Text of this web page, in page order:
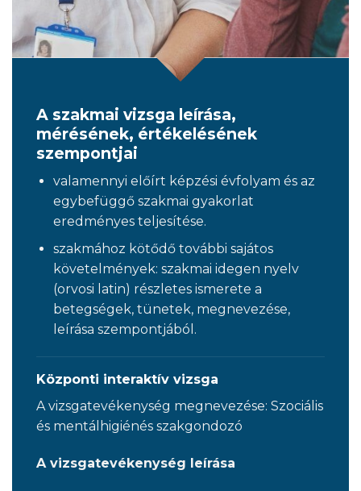
A szakmai vizsga leírása,
mérésének, értékelésének
szempontjai
valamennyi előírt képzési évfolyam és az
egybefüggő szakmai gyakorlat
eredményes teljesítése.
szakmához kötődő további sajátos
követelmények: szakmai idegen nyelv
(orvosi latin) részletes ismerete a
betegségek, tünetek, megnevezése,
leírása szempontjából.
Központi interaktív vizsga
A vizsgatevékenység megnevezése: Szociális
és mentálhigiénés szakgondozó
A vizsgatevékenység leírása